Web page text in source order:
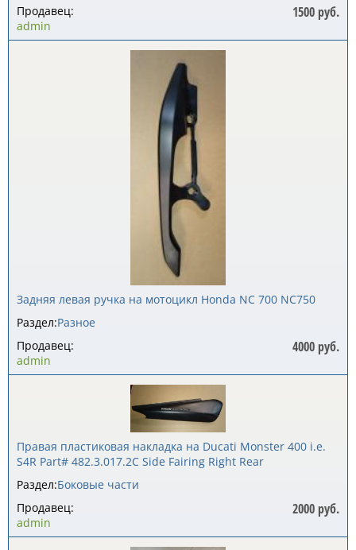
1500 руб.
Продавец:
admin
Задняя левая ручка на мотоцикл Honda NC 700 NC750
Раздел:Разное
4000 руб.
Продавец:
admin
Правая пластиковая накладка на Ducati Monster 400 i.e.
S4R Part# 482.3.017.2C Side Fairing Right Rear
Раздел:Боковые части
2000 руб.
Продавец:
admin